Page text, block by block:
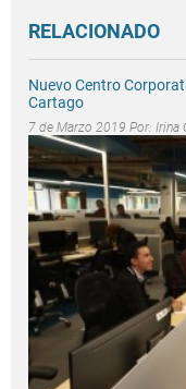
RELACIONADO
Nuevo Centro
Cartago
7 de Marzo 2019 Por: Irina